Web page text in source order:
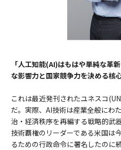
「人工知能(AI)はもはや単純な革
な影響力と国家競争力を決める核
これは最近発刊されたユネスコ
だ。実際、AI技術は産業全般にわ
治・経済秩序を再編する戦略的武
技術覇権のリーダーである米国は
るための行政命令に署名したのに